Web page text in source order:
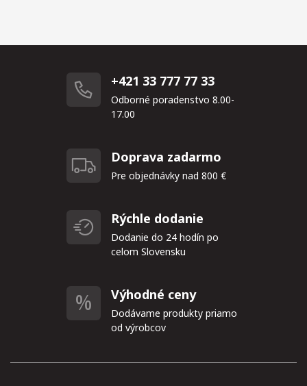
+421 33 777 77 33
Odborné poradenstvo 8.00-
17.00
Doprava zadarmo
Pre objednávky nad 800 €
Rýchle dodanie
Dodanie do 24 hodín po
celom Slovensku
Výhodné ceny
Dodávame produkty priamo
od výrobcov